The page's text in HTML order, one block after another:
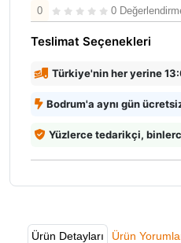
0 0
Teslimat Seçenekleri
Türkiye'nin her yerine
Bodrum'a aynı gün
Yüzlerce tedarikçi,
Ürün Detayları Ürün